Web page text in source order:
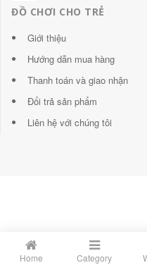
ĐỒ CHƠI CHO TRẺ
Giới thiệu
Hướng dẫn mua hàng
Thanh toán và giao nhận
Đổi trả sản phẩm
Liên hệ với chúng tôi
Home Category